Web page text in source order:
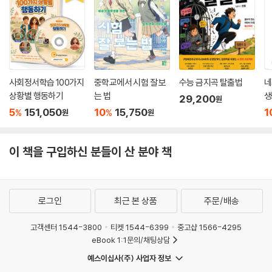
술 활동으로 대신 해도 좋아요.
--- p.146
우리는 비판적이거나, 나를 깎아내리거나, 꼬리에 꼬리를 물거나, 걱정스
러운 생각에 쉽게 사로잡힙니다. 이런 생각들을 ‘함정’이라고 부를게요. 한
번 시작되면 빠져 나오기 어려운 데다가 내 삶에 도움도 안 되기 때문이에
요. 이런 생각은 힘든 감정의 연료가 되고 기분에 부정적인 영향을 주며 결
국 일이 잘 풀릴 가능성마저 낮춥니다. 이런 생각의 함정을 인식하면 생각
--- p.163
사회정서학습 100가지
상황별 행동하기
5% 151,050원
중학교에서 시험 잘 보
는 법
10% 15,750원
수능 금지곡 탈출법
29,200원
이 책을 구입하신 분들이 산 분야 책
로그인 최근 본 상품 주문/배송
고객센터 1544-3800 티켓 1544-6399
중고샵 1566-4295
eBook 1:1문의/채팅상담
예스이십사(주) 사업자 정보